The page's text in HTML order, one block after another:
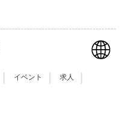
イベント 求人